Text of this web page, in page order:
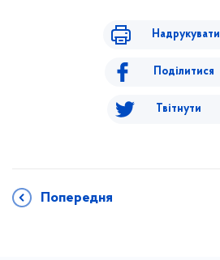
Надрукувати
Поділитися
Твітнути
Попередня